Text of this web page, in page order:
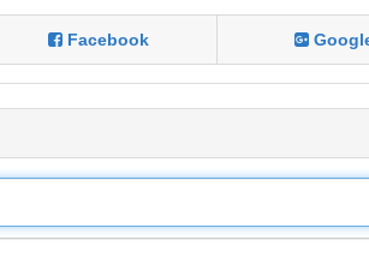
Facebook